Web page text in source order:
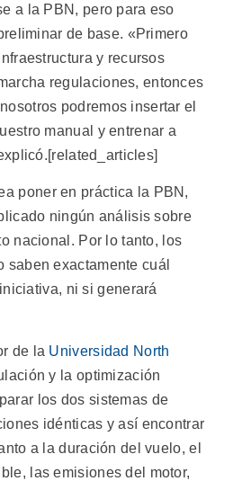
a la PBN, pero para eso
de base. «Primero
y recursos
regulaciones, entonces
podremos insertar el
manual y entrenar a
poner en práctica la PBN,
ningún análisis sobre
nacional. Por lo tanto, los
saben exactamente cuál
ni si generará
de la Universidad North
y la optimización
los dos sistemas de
idénticas y así encontrar
a la duración del vuelo, el
las emisiones del motor,